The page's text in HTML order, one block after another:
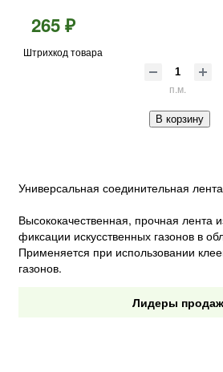
265 ₽
Штрихкод товара
п.м.
В корзину
Универсальная соединительная лента
Высококачественная, прочная лента
фиксации искусственных газонов в
Применяется при использовании
газонов.
Лидеры